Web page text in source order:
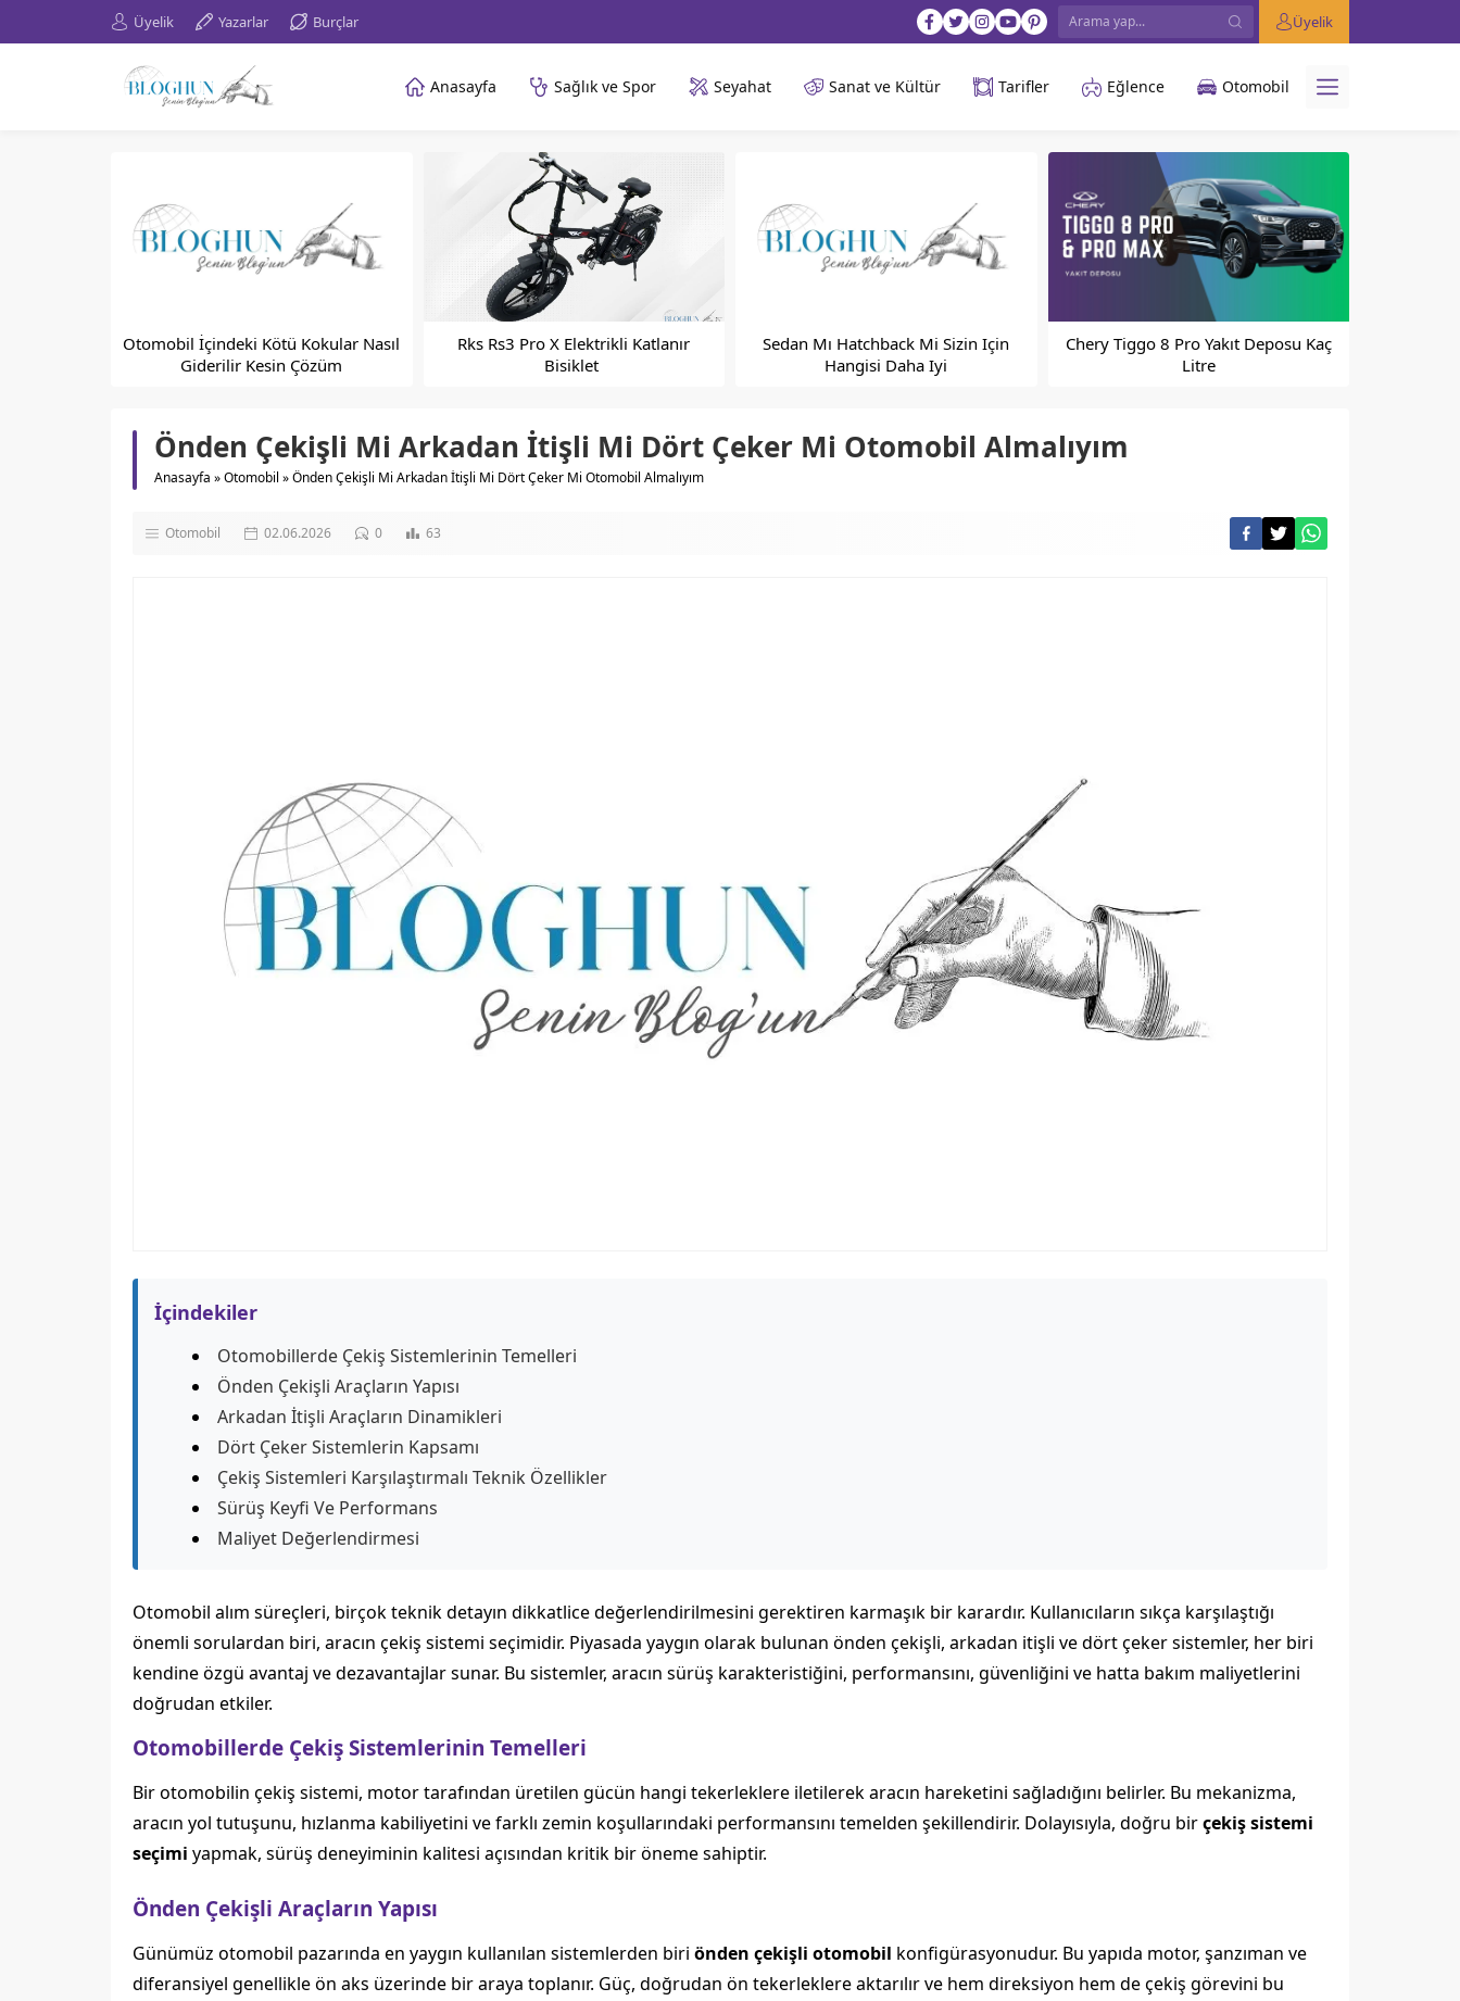
Üyelik Yazarlar Burçlar Üyelik
Anasayfa Sağlık ve Spor Seyahat Sanat ve Kültür Tarifler Eğlence Otomobil
Otomobil İçindeki Kötü Kokular Nasıl
Giderilir Kesin Çözüm
Rks Rs3 Pro X Elektrikli Katlanır
Bisiklet
Sedan Mı Hatchback Mi Sizin Için
Hangisi Daha Iyi
Chery Tiggo 8 Pro Yakıt Deposu Kaç
Litre
Önden Çekişli Mi Arkadan İtişli Mi Dört Çeker Mi Otomobil Almalıyım
Anasayfa »Otomobil »Önden Çekişli Mi Arkadan İtişli Mi Dört Çeker Mi Otomobil Almalıyım
Otomobil 02.06.2026 0 63
İçindekiler
Otomobillerde Çekiş Sistemlerinin Temelleri
Önden Çekişli Araçların Yapısı
Arkadan İtişli Araçların Dinamikleri
Dört Çeker Sistemlerin Kapsamı
Çekiş Sistemleri Karşılaştırmalı Teknik Özellikler
Sürüş Keyfi Ve Performans
Maliyet Değerlendirmesi
Otomobil alım süreçleri, birçok teknik detayın dikkatlice değerlendirilmesini gerektiren karmaşık bir karardır. Kullanıcıların sıkça karşılaştığı
önemli sorulardan biri, aracın çekiş sistemi seçimidir. Piyasada yaygın olarak bulunan önden çekişli, arkadan itişli ve dört çeker sistemler, her biri
kendine özgü avantaj ve dezavantajlar sunar. Bu sistemler, aracın sürüş karakteristiğini, performansını, güvenliğini ve hatta bakım maliyetlerini
doğrudan etkiler.
Otomobillerde Çekiş Sistemlerinin Temelleri
Bir otomobilin çekiş sistemi, motor tarafından üretilen gücün hangi tekerleklere iletilerek aracın hareketini sağladığını belirler. Bu mekanizma,
aracın yol tutuşunu, hızlanma kabiliyetini ve farklı zemin koşullarındaki performansını temelden şekillendirir. Dolayısıyla, doğru birçekiş sistemi
seçimi yapmak, sürüş deneyiminin kalitesi açısından kritik bir öneme sahiptir.
Önden Çekişli Araçların Yapısı
Günümüz otomobil pazarında en yaygın kullanılan sistemlerden biri önden çekişli otomobil konfigürasyonudur. Bu yapıda motor, şanzıman ve
diferansiyel genellikle ön aks üzerinde bir araya toplanır. Güç, doğrudan ön tekerleklere aktarılır ve hem direksiyon hem de çekiş görevini bu